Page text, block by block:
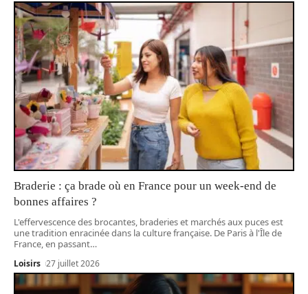
Braderie : ça brade où en France pour un week-end de
bonnes affaires ?
L'effervescence des brocantes, braderies et marchés aux puces est
une tradition enracinée dans la culture française. De Paris à l'Île de
France, en passant…
Loisirs 27 juillet 2026